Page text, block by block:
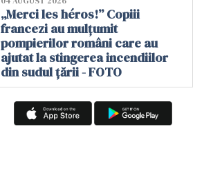
„Merci les héros!” Copiii
francezi au mulțumit
pompierilor români care au
ajutat la stingerea incendiilor
din sudul țării - FOTO